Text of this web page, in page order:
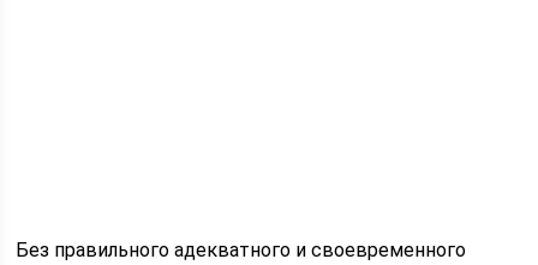
Без правильного адекватного и своевременного